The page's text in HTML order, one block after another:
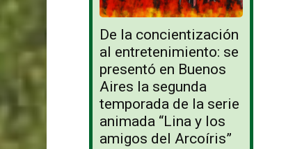
De la concientización
al entretenimiento: se
presentó en Buenos
Aires la segunda
temporada de la serie
animada “Lina y los
amigos del Arcoíris”